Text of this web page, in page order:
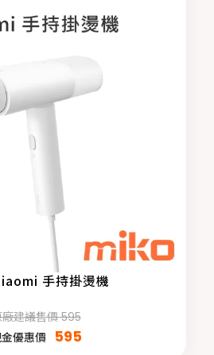
手持掛燙機
建議售價 595
優惠價
595